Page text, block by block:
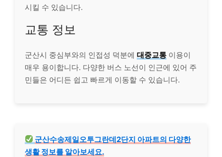
시킬 수 있습니다.
교통 정보
군산시 중심부와의 인접성 덕분에 대중교통 이용이
매우 용이합니다. 다양한 버스 노선이 인근에 있어 주
민들은 어디든 쉽고 빠르게 이동할 수 있습니다.
군산수송제일오투그란데2단지 아파트의 다양한
생활 정보를 알아보세요.